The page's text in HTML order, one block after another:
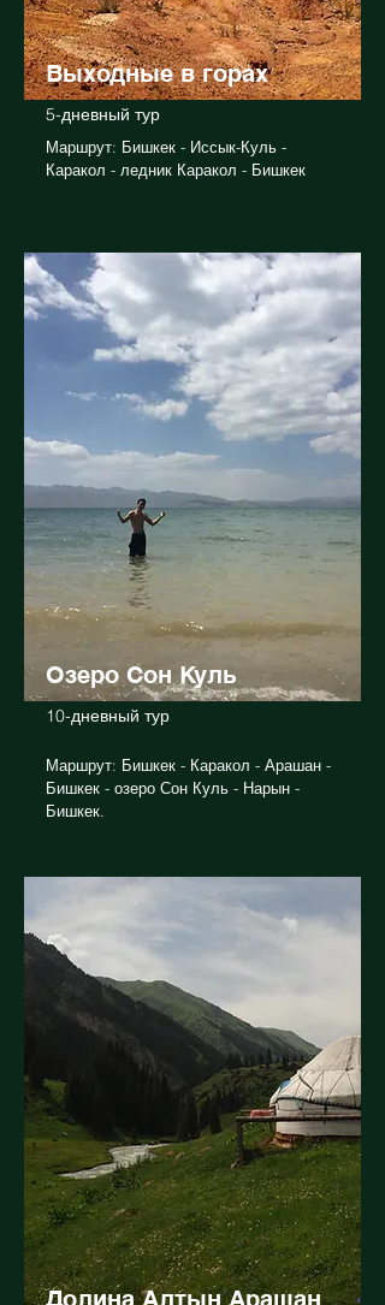
Выходные в горах
5-дневный тур
Маршрут: Бишкек - Иссык-Куль -
Каракол - ледник Каракол - Бишкек
Озеро Сон Куль
10-дневный тур
Маршрут: Бишкек - Каракол - Арашан -
Бишкек - озеро Сон Куль - Нарын -
Бишкек.
Долина Алтын Арашан